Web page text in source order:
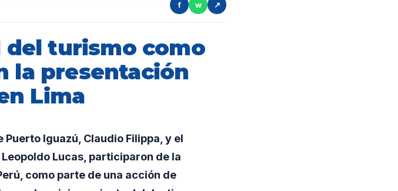
f w ↗
del turismo como
la presentación
Lima
Puerto Iguazú, Claudio Filippa, y el
Lucas, participaron de la
como parte de una acción de